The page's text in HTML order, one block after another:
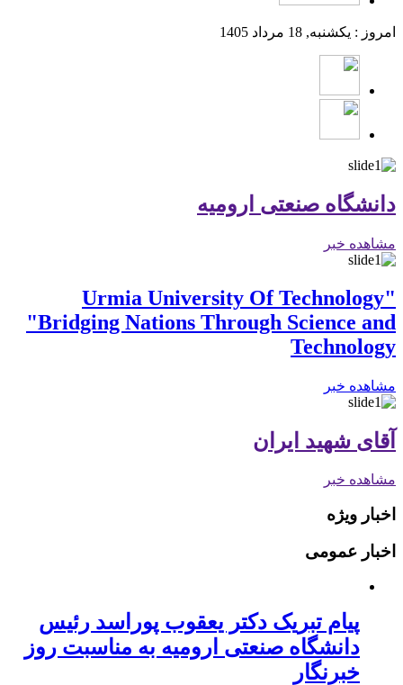
امروز : یکشنبه, 18 مرداد 1405
دانشگاه صنعتی ارومیه
مشاهده خبر
"Urmia University Of Technology
"Bridging Nations Through Science and
Technology
مشاهده خبر
آقای شهید ایران
مشاهده خبر
اخبار ویژه
اخبار عمومی
پیام تبریک دکتر یعقوب پوراسد رئیس
دانشگاه صنعتی ارومیه به مناسبت روز
خبرنگار